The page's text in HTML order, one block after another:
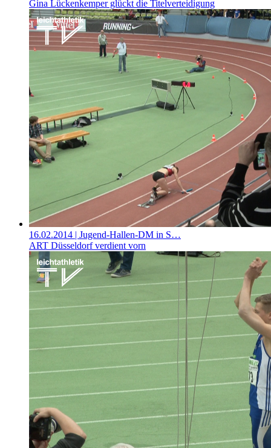
Gina Lückenkemper glückt die Titelverteidigung
16.02.2014 | Jugend-Hallen-DM in S…
ART Düsseldorf verdient vorn